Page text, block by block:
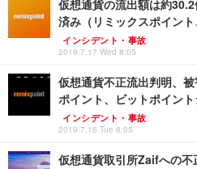
仮想通貨の流出額は約
済み（リミックスポイン
インシデント・事故
2019.7.17 Wed 8:05
仮想通貨不正流出判明、
ポイント、ビットポイント
インシデント・事故
2019.7.16 Tue 8:05
仮想通貨取引所Zaifへの